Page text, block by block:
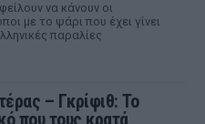
να κάνουν οι
με το ψάρι που έχει γίνει
παραλίες
– Γκρίφιθ: Το
που τους κρατά